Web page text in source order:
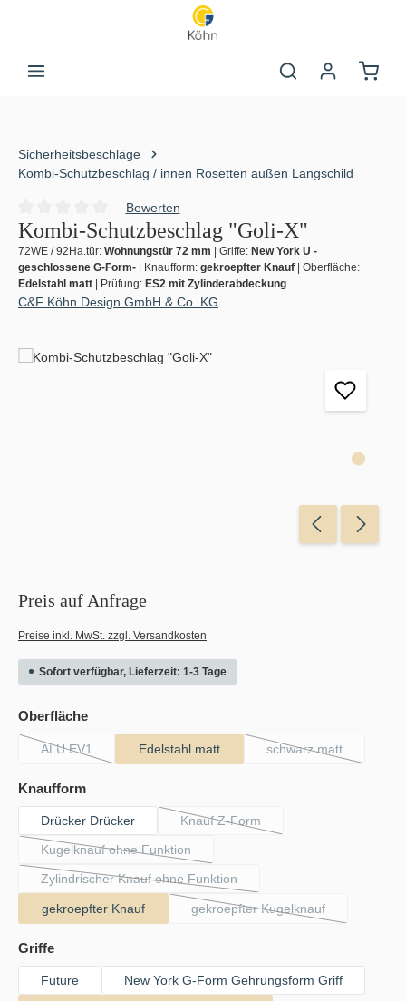
Sicherheitsbeschläge
Kombi-Schutzbeschlag / innen Rosetten außen Langschild
Durchschnittliche Bewertung von 0 von 5 Sternen
Bewerten
Kombi-Schutzbeschlag "Goli-X"
72WE / 92Ha.tür: Wohnungstür 72 mm | Griffe: New York U -
geschlossene G-Form- | Knaufform: gekroepfter Knauf | Oberfläche:
Edelstahl matt | Prüfung: ES2 mit Zylinderabdeckung
C&F Köhn Design GmbH & Co. KG
Bildergalerie überspringen
Preis auf Anfrage
Preise inkl. MwSt. zzgl. Versandkosten
Sofort verfügbar, Lieferzeit: 1-3 Tage
Oberflächeauswählen
ALU EV1
(Diese Option ist zurzeit nicht verfügbar.)
Edelstahl matt schwarz matt
(Diese Option ist
Knaufformauswählen
Drücker Drücker Knauf Z-Form
(Diese Option ist zurzeit nicht
Kugelknauf ohne Funktion
(Diese Option ist zurzeit nicht verfügbar.)
Zylindrischer Knauf ohne Funktion
(Diese Option ist zurzeit nicht verfügbar.)
gekroepfter Knauf gekroepfter Kugelknauf
(Diese Option ist zurzeit
Griffeauswählen
Future New York G-Form Gehrungsform Griff